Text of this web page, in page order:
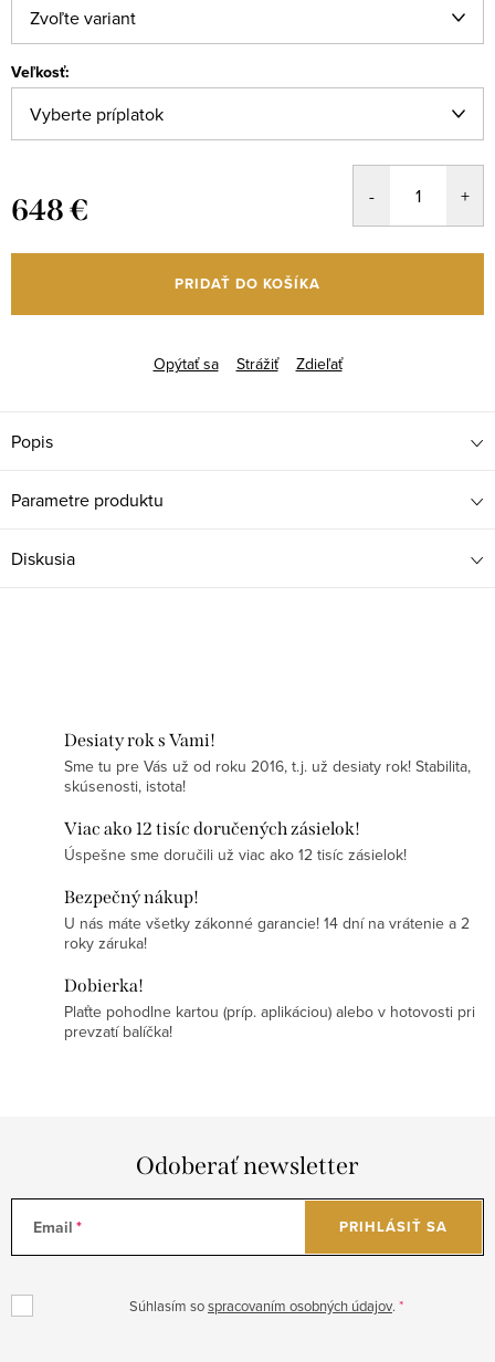
Veľkosť:
648 €
cena:
PRIDAŤ DO KOŠÍKA
Opýtať sa Strážiť Zdieľať
Popis
Parametre produktu
Diskusia
Desiaty rok s Vami!
Sme tu pre Vás už od roku 2016, t.j. už desiaty rok! Stabilita,
skúsenosti, istota!
Viac ako 12 tisíc doručených zásielok!
Úspešne sme doručili už viac ako 12 tisíc zásielok!
Bezpečný nákup!
U nás máte všetky zákonné garancie! 14 dní na vrátenie a 2
roky záruka!
Dobierka!
Plaťte pohodlne kartou (príp. aplikáciou) alebo v hotovosti pri
prevzatí balíčka!
Odoberať newsletter
Email
Súhlasím sospracovaním osobných údajov.
PRIHLÁSIŤ SA